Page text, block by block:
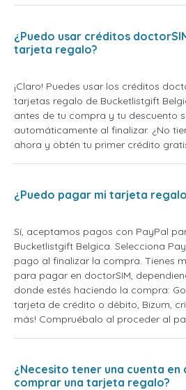
¿Puedo usar créditos
tarjeta regalo?
¡Claro! Puedes usar los créditos
tarjetas regalo de Bucketlistgift
antes de tu compra y tu descuento
automáticamente al finalizar. ¿No
ahora y obtén tu primer crédito
¿Puedo pagar mi tarjeta
Sí, aceptamos pagos con PayPal
Bucketlistgift Belgica. Selecciona
pago al finalizar la compra. Tienes
para pagar en doctorSIM,
donde estés haciendo la compra:
tarjeta de crédito o débito, Bizum,
más! Compruébalo al proceder al
¿Necesito tener una cuenta en
comprar una tarjeta regalo?